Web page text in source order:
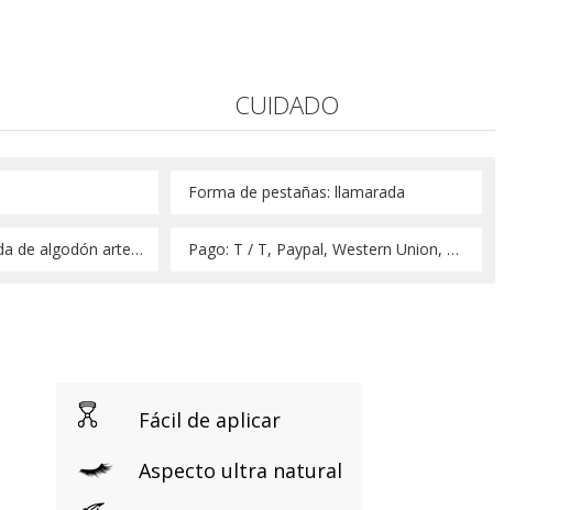
CUIDADO
Forma de pestañas: llamarada
Característica: banda de algodón artesanal Pago: T / T, Paypal, Western Union, Money Gram
Fácil de aplicar
Aspecto ultra natural